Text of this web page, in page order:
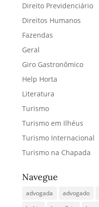
Direito Previdenciário
Direitos Humanos
Fazendas
Geral
Giro Gastronômico
Help Horta
Literatura
Turismo
Turismo em Ilhéus
Turismo Internacional
Turismo na Chapada
Navegue
advogada advogado